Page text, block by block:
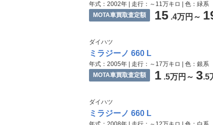
年式：2002年 | 走行：～11万キロ | 色：緑系
MOTA車買取査定額
15 .4万円～
ダイハツ
ミラジーノ 660 L
年式：2005年 | 走行：～17万キロ | 色：銀系
MOTA車買取査定額
1 .5万円～ 3.5
ダイハツ
ミラジーノ 660 L